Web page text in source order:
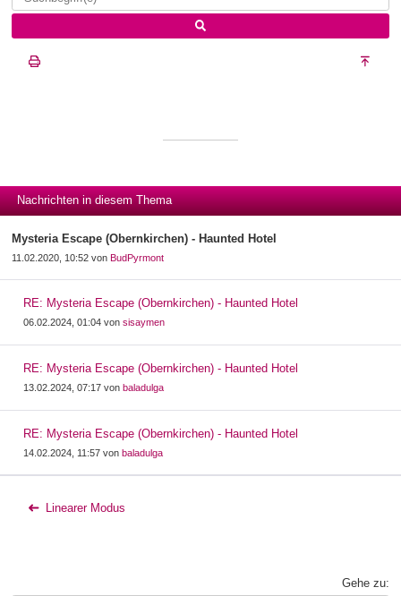
Nachrichten in diesem Thema
Mysteria Escape (Obernkirchen) - Haunted Hotel
11.02.2020, 10:52 von BudPyrmont
RE: Mysteria Escape (Obernkirchen) - Haunted Hotel
06.02.2024, 01:04 von sisaymen
RE: Mysteria Escape (Obernkirchen) - Haunted Hotel
13.02.2024, 07:17 von baladulga
RE: Mysteria Escape (Obernkirchen) - Haunted Hotel
14.02.2024, 11:57 von baladulga
Linearer Modus
Gehe zu: